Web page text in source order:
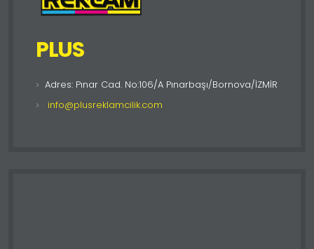
PLUS
Adres: Pınar Cad. No:106/A Pınarbaşı/Bornova/İZMİR
info@plusreklamcilik.com